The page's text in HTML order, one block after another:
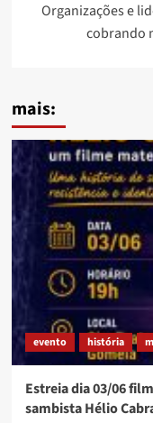
Organizações e
cobrando
mais:
evento história
Estreia dia 03/06
sambista Hélio